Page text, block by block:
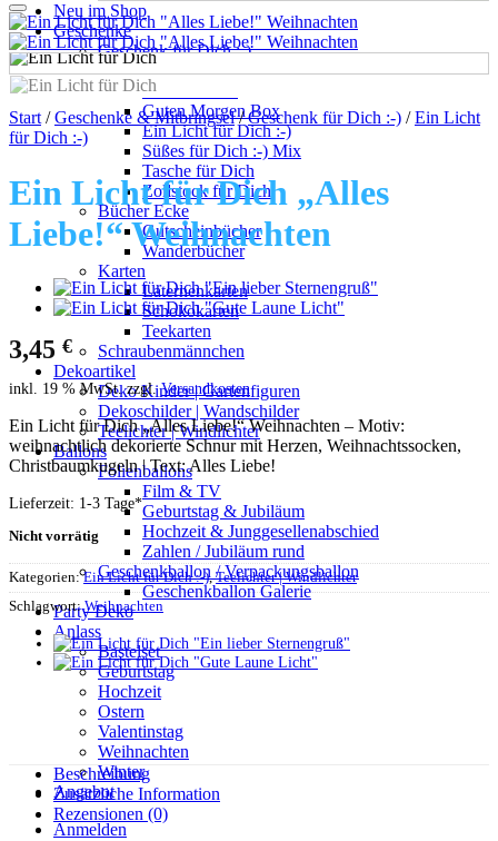
Neu im Shop
Geschenke
Geschenk für Dich :-)
Auszeit für Dich :-)
Glas für Dich
Guten Morgen Box
Ein Licht für Dich :-)
Süßes für Dich :-) Mix
Tasche für Dich
Zollstock für Dich
Bücher Ecke
Gutscheinbücher
Wanderbücher
Karten
Laternenkarten
Schokokarten
Teekarten
Schraubenmännchen
Dekoartikel
Deko Kinder | Gartenfiguren
Dekoschilder | Wandschilder
Teelichter | Windlichter
Ballons
Folienballons
Film & TV
Geburtstag & Jubiläum
Hochzeit & Junggesellenabschied
Zahlen / Jubiläum rund
Geschenkballon / Verpackungsballon
Geschenkballon Galerie
Party Deko
Anlass
Bastelset
Geburtstag
Hochzeit
Ostern
Valentinstag
Weihnachten
Winter
Angebot
Anmelden
Start / Geschenke & Mitbringsel / Geschenk für Dich :-) / Ein Licht
für Dich :-)
Ein Licht für Dich „Alles
Liebe!“ Weihnachten
3,45 €
inkl. 19 % MwSt. zzgl.Versandkosten
Ein Licht für Dich „Alles Liebe!“ Weihnachten – Motiv:
weihnachtlich dekorierte Schnur mit Herzen, Weihnachtssocken,
Christbaumkugeln | Text: Alles Liebe!
Lieferzeit: 1-3 Tage*
Nicht vorrätig
Kategorien:Ein Licht für Dich :-),Teelichter | Windlichter
Schlagwort:Weihnachten
Beschreibung
Zusätzliche Information
Rezensionen (0)